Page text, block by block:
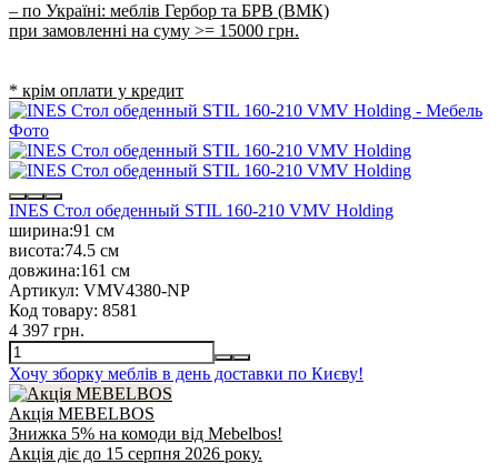
– по Україні: меблів Гербор та БРВ (ВМК)
при замовленні на суму >= 15000 грн.
* крім оплати у кредит
INES Стол обеденный STIL 160-210 VMV Holding
ширина:91 см
висота:74.5 см
довжина:161 см
Артикул: VMV4380-NP
Код товару: 8581
4 397 грн.
Хочу зборку меблів в день доставки по Києву!
Акція MEBELBOS
Знижка 5% на комоди від Mebelbos!
Акція діє до 15 серпня 2026 року.